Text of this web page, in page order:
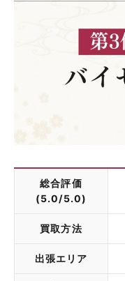
総合評価
(5.0/5.0)
買取方法
出張エリア